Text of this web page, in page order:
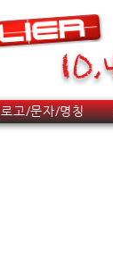
로고/문자/명칭